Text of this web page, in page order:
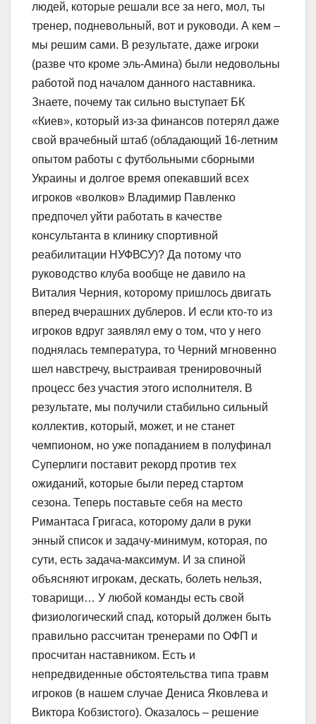
людей, которые решали все за него, мол, ты
тренер, подневольный, вот и руководи. А кем –
мы решим сами. В результате, даже игроки
(разве что кроме эль-Амина) были недовольны
работой под началом данного наставника.
Знаете, почему так сильно выступает БК
«Киев», который из-за финансов потерял даже
свой врачебный штаб (обладающий 16-летним
опытом работы с футбольными сборными
Украины и долгое время опекавший всех
игроков «волков» Владимир Павленко
предпочел уйти работать в качестве
консультанта в клинику спортивной
реабилитации НУФВСУ)? Да потому что
руководство клуба вообще не давило на
Виталия Черния, которому пришлось двигать
вперед вчерашних дублеров. И если кто-то из
игроков вдруг заявлял ему о том, что у него
поднялась температура, то Черний мгновенно
шел навстречу, выстраивая тренировочный
процесс без участия этого исполнителя. В
результате, мы получили стабильно сильный
коллектив, который, может, и не станет
чемпионом, но уже попаданием в полуфинал
Суперлиги поставит рекорд против тех
ожиданий, которые были перед стартом
сезона. Теперь поставьте себя на место
Римантаса Григаса, которому дали в руки
энный список и задачу-минимум, которая, по
сути, есть задача-максимум. И за спиной
объясняют игрокам, дескать, болеть нельзя,
товарищи… У любой команды есть свой
физиологический спад, который должен быть
правильно рассчитан тренерами по ОФП и
просчитан наставником. Есть и
непредвиденные обстоятельства типа травм
игроков (в нашем случае Дениса Яковлева и
Виктора Кобзистого). Оказалось – решение